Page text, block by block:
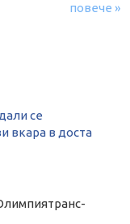
повече »
се
вкара в доста